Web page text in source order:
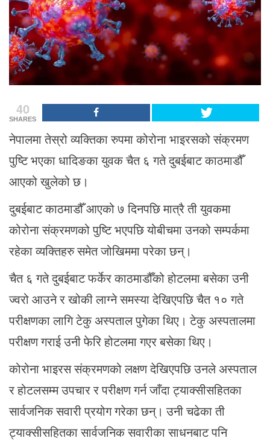
40
SHARES
नेपालमा तेस्रो व्यक्तिका रुपमा कोरोना भाइरसको संक्रमण
पुष्टि भएका धादिङका युवक चैत ६ गते दुबईबाट काठमाडौँ
आएको खुलेको छ।
दुबईबाट काठमाडौँ आएको ७ दिनपछि मात्रै ती युवकमा
कोरोना संक्रमणको पुष्टि भएपछि योबीचमा उनको सम्पर्कमा
रहेका व्यक्तिहरु समेत जोखिममा परेका छन्।
चैत ६ गते दुबईबाट फर्केर काठमाडौँको होटलमा बसेका उनी
ज्वरो आउने र खोकी लाग्ने समस्या देखिएपछि चैत १० गते
परीक्षणका लागि टेकु अस्पताल पुगेका थिए। टेकु अस्पतालमा
परीक्षण गराई उनी फेरि होटलमा गएर बसेका थिए।
कोरोना भाइरस संक्रमणको लक्षण देखिएपछि उनले अस्पताल
र होटलसम्म उपचार र परीक्षण गर्न जाँदा ट्याक्सीसहितका
सार्वजनिक सवारी प्रयोग गरेका छन्। उनी चढेका ती
ट्याक्सीसहितका सार्वजनिक सवारीका साधनबाट पनि